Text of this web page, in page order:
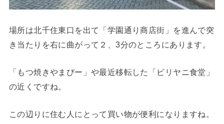
場所は北千住東口を出て「学園通り商店街」を進んで突
き当たりを右に曲がって２、3分のところにあります。
「もつ焼きやまぴー」や最近移転した「ビリヤニ食堂」
の近くですね。
この辺りに住む人にとって買い物が便利になりますね。